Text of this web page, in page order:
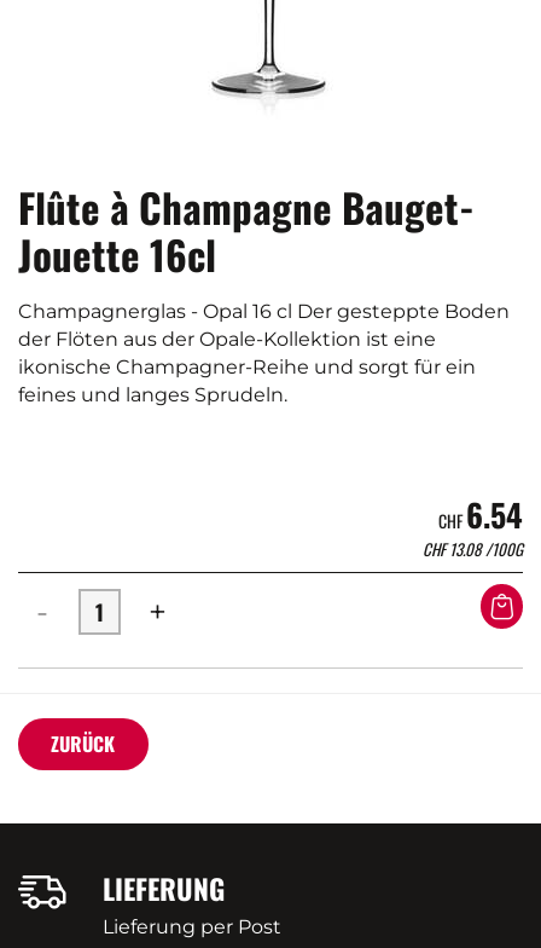
Flûte à Champagne Bauget-
Jouette 16cl
Champagnerglas - Opal 16 cl Der gesteppte Boden
der Flöten aus der Opale-Kollektion ist eine
ikonische Champagner-Reihe und sorgt für ein
feines und langes Sprudeln.
CHF6.54
CHF13.08/100G
- +
ZURÜCK
LIEFERUNG
Lieferung per Post